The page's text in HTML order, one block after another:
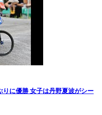
に優勝 女子は丹野夏波がシー